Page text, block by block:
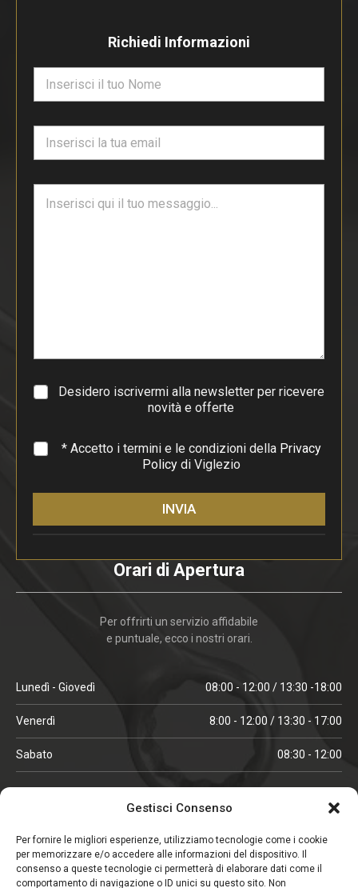
Gestisci Consenso
Per fornire le migliori esperienze, utilizziamo tecnologie come i cookie
per memorizzare e/o accedere alle informazioni del dispositivo. Il
consenso a queste tecnologie ci permetterà di elaborare dati come il
comportamento di navigazione o ID unici su questo sito. Non
Richiedi Informazioni
m
a
g
a
f
Desidero iscrivermi alla newsletter per ricevere
novità e offerte
* * Accetto i termini e le condizioni della Privacy
Policydi Viglezio
INVIA
Orari di Apertura
Per offrirti un servizio affidabile
e puntuale, ecco i nostri orari.
Lunedì - Giovedì 08:00 - 12:00 / 13:30 -18:00
Venerdì 8:00 - 12:00 / 13:30 - 17:00
Sabato 08:30 - 12:00
ORARI IN ALTA STAGIONE
Lunedì - Venerdì 08:00 - 12:00 / 13:30 -18:00